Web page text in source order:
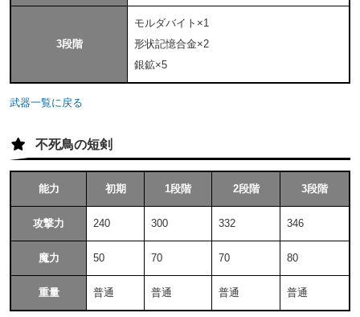
3段階
モルダバイト×1
形状記憶合金×2
銀鉱×5
武器一覧に戻る
不死鳥の短剣
能力 初期 1段階 2段階 3段階
攻撃力 240 300 332 346
魔力 50 70 70 80
重量 普通 普通 普通 普通